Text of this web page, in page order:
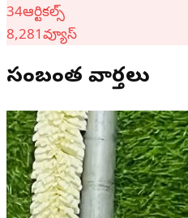
34ఆర్టికల్స్
8,281వ్యూస్
సంబంధిత వార్తలు